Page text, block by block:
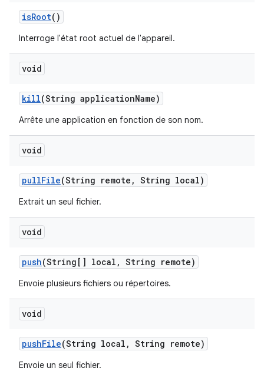
isRoot()
Interroge l'état root actuel de l'appareil.
void
kill(String applicationName)
Arrête une application en fonction de son nom.
void
pullFile(String remote , String local)
Extrait un seul fichier.
void
push(String[] local , String remote)
Envoie plusieurs fichiers ou répertoires.
void
pushFile(String local , String remote)
Envoie un seul fichier.